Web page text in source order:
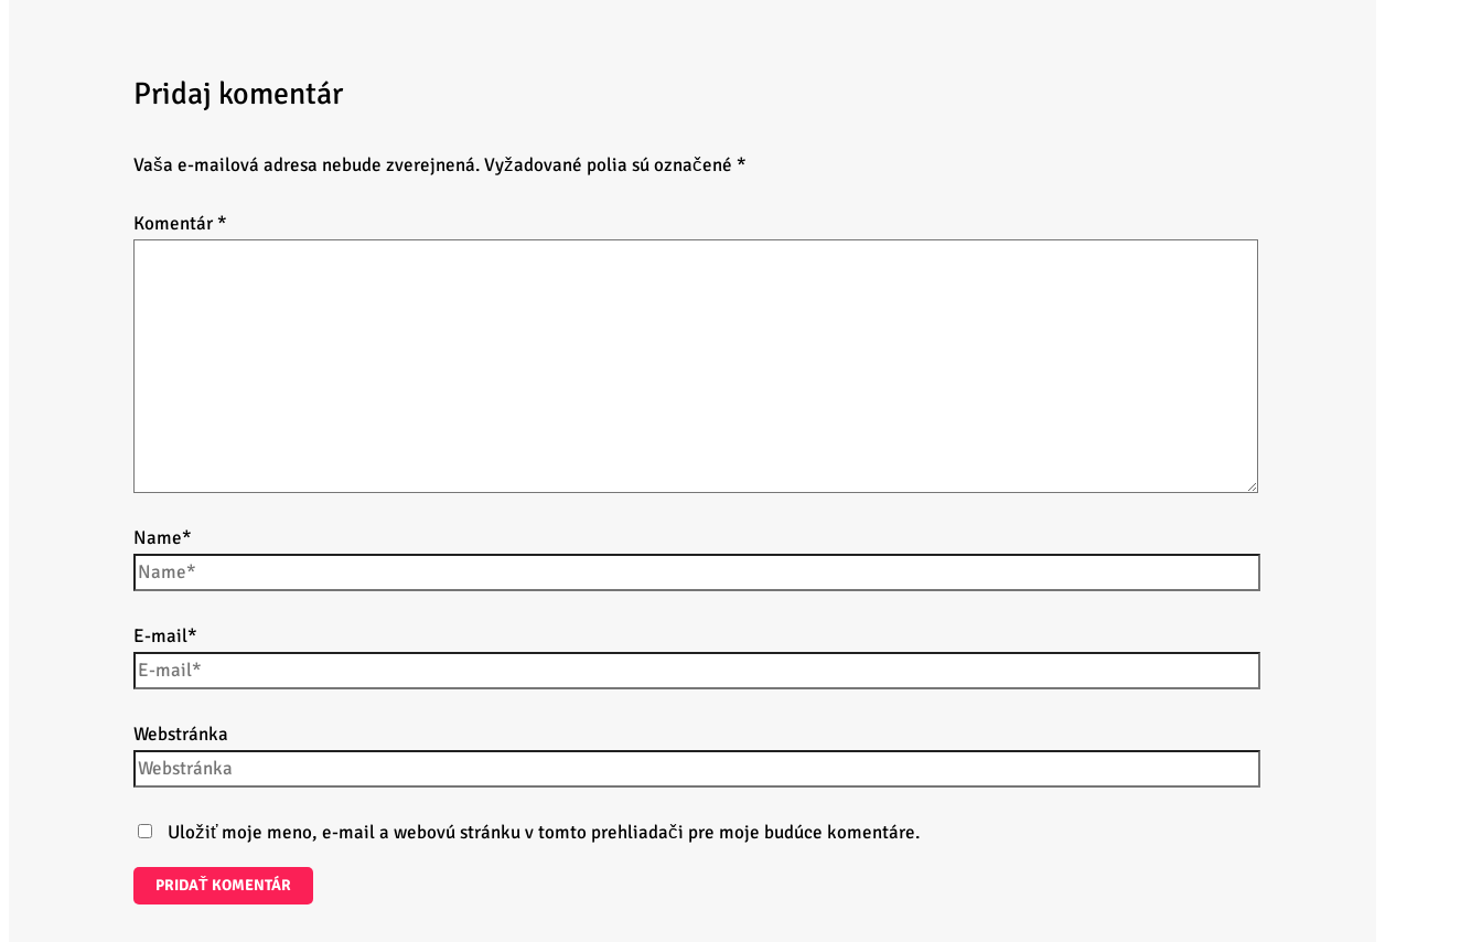
Pridaj komentár
Vaša e-mailová adresa nebude zverejnená. Vyžadované polia sú označené*
Komentár*
Name*
E-mail*
Webstránka
Uložiť moje meno, e-mail a webovú stránku v tomto prehliadači pre moje budúce komentáre.